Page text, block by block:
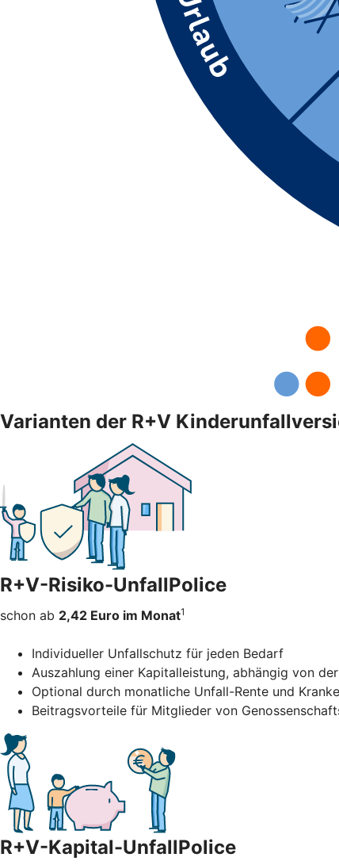
Varianten der R+V
R+V-Risiko-UnfallPolice
schon ab 2,42 Euro im Monat1
Individueller Unfallschutz für jeden Bedarf
Auszahlung einer Kapitalleistung, abhängig von
Optional durch monatliche Unfall-Rente und
Beitragsvorteile für Mitglieder von
R+V-Kapital-UnfallPolice